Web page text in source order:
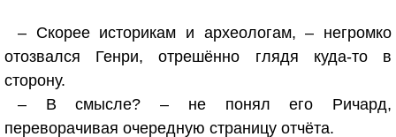
– Скорее историкам и археологам, – негромко
отозвался Генри, отрешённо глядя куда-то в
сторону.
– В смысле? – не понял его Ричард,
переворачивая очередную страницу отчёта.